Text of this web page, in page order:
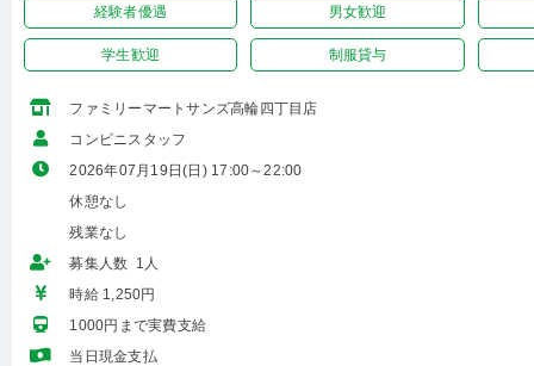
経験者優遇 男女歓迎
学生歓迎 制服貸与
ファミリーマートサンズ高輪四丁目店
コンビニスタッフ
2026年07月19日(日) 17:00～22:00
休憩なし
残業なし
募集人数 1人
時給 1,250円
1000円まで実費支給
当日現金支払